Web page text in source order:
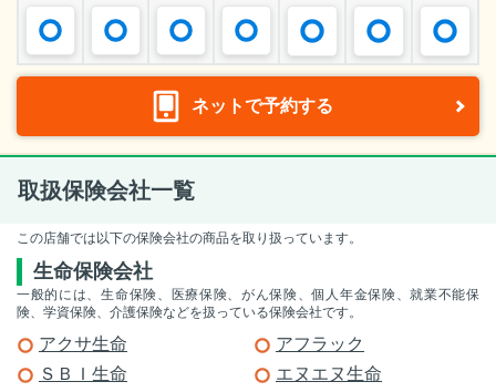
ネットで予約する
取扱保険会社一覧
この店舗では以下の保険会社の商品を取り扱っています。
生命保険会社
一般的には、生命保険、医療保険、がん保険、個人年金保険、就業不能保
険、学資保険、介護保険などを扱っている保険会社です。
アクサ生命
アフラック
ＳＢＩ生命
エヌエヌ生命